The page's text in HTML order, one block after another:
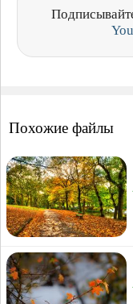
Похожие файлы